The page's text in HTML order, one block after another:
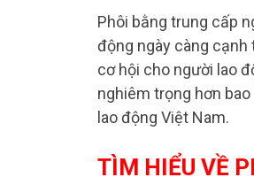
Phôi bằng trung cấp
động ngày càng cạnh
cơ hội cho người lao
nghiêm trọng hơn
lao động Việt Nam.
TÌM HIỂU VỀ